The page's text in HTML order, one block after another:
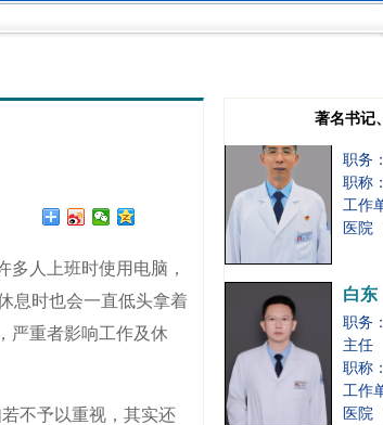
人上班时使用电脑，
息时也会一直低头拿着
严重者影响工作及休
不予以重视，其实还
著名书记
工作
医院
吕靖
职务
职称
工作
医院
职务
主任
职称
工作
医院